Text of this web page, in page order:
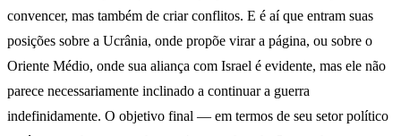
convencer, mas também de criar conflitos. E é aí que entram suas
posições sobre a Ucrânia, onde propõe virar a página, ou sobre o
Oriente Médio, onde sua aliança com Israel é evidente, mas ele não
parece necessariamente inclinado a continuar a guerra
indefinidamente. O objetivo final — em termos de seu setor político